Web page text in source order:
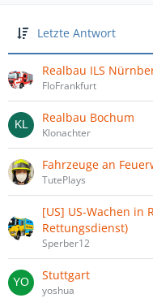
Letzte Antwort
Realbau ILS
FloFrankfurt
Realbau Bochum
Klonachter
Fahrzeuge an
TutePlays
[US] US-Wachen in
Rettungsdienst)
Sperber12
Stuttgart
yoshua